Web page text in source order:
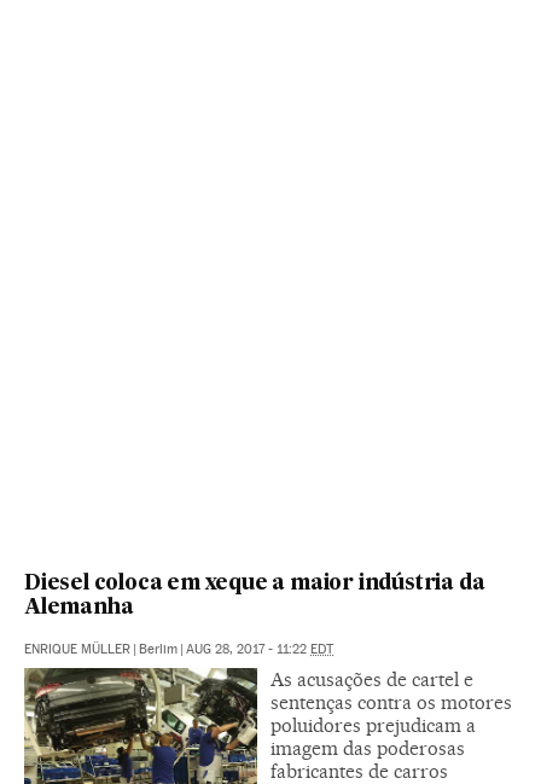
Diesel coloca em xeque a maior indústria da
Alemanha
ENRIQUE MÜLLER | Berlim | AUG 28, 2017 - 11:22 EDT
As acusações de cartel e
sentenças contra os motores
poluidores prejudicam a
imagem das poderosas
fabricantes de carros